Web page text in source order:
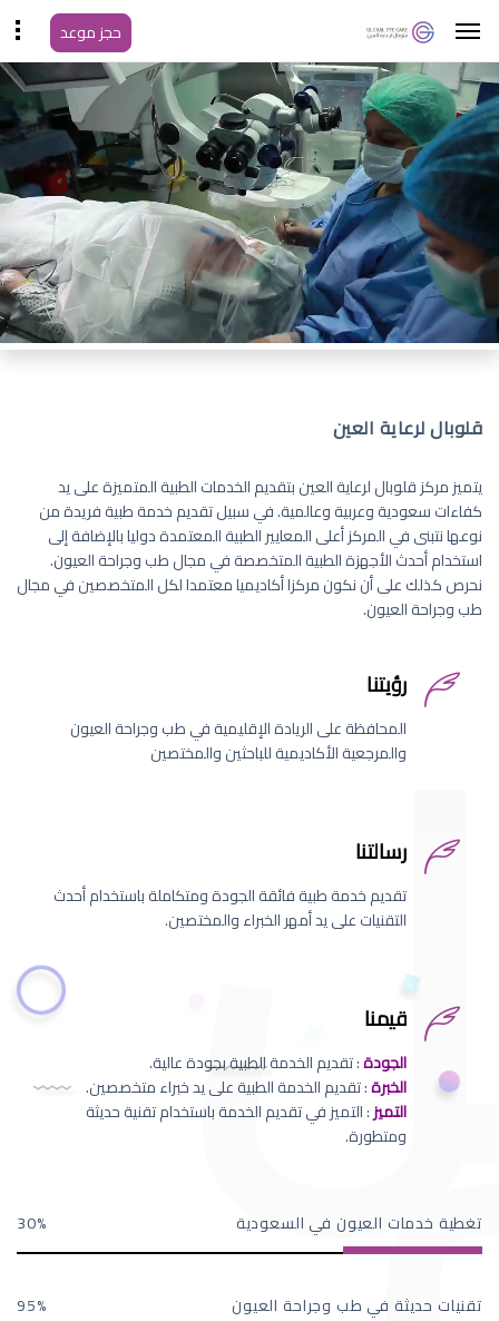
حجز موعد
قلوبال لرعاية العين
يتميز مركز قلوبال لرعاية العين بتقديم الخدمات الطبية المتميزة على يد
كفاءات سعودية وعربية وعالمية. في سبيل تقديم خدمة طبية فريدة من
نوعها نتبنى في المركز أعلى المعايير الطبية المعتمدة دوليا بالإضافة إلى
استخدام أحدث الأجهزة الطبية المتخصصة في مجال طب وجراحة العيون.
نحرص كذلك على أن نكون مركزا أكاديميا معتمدا لكل المتخصصين في مجال
طب وجراحة العيون.
رؤيتنا
المحافظة على الريادة الإقليمية في طب وجراحة العيون
والمرجعية الأكاديمية للباحثين والمختصين
رسالتنا
تقديم خدمة طبية فائقة الجودة ومتكاملة باستخدام أحدث
التقنيات على يد أمهر الخبراء والمختصين.
قيمنا
الجودة: تقديم الخدمة الطبية بجودة عالية.
الخبرة: تقديم الخدمة الطبية على يد خبراء متخصصين.
التميز: التميز في تقديم الخدمة باستخدام تقنية حديثة
ومتطورة.
تغطية خدمات العيون في السعودية 30
تقنيات حديثة في طب وجراحة العيون 95